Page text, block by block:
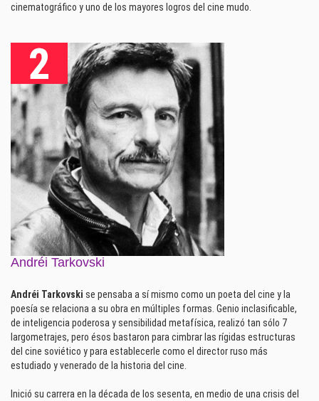
cinematográfico y uno de los mayores logros del cine mudo.
Andréi Tarkovski
Andréi Tarkovski se pensaba a sí mismo como un poeta del cine y la
poesía se relaciona a su obra en múltiples formas. Genio inclasificable,
de inteligencia poderosa y sensibilidad metafísica, realizó tan sólo 7
largometrajes, pero ésos bastaron para cimbrar las rígidas estructuras
del cine soviético y para establecerle como el director ruso más
estudiado y venerado de la historia del cine.
Inició su carrera en la década de los sesenta, en medio de una crisis del